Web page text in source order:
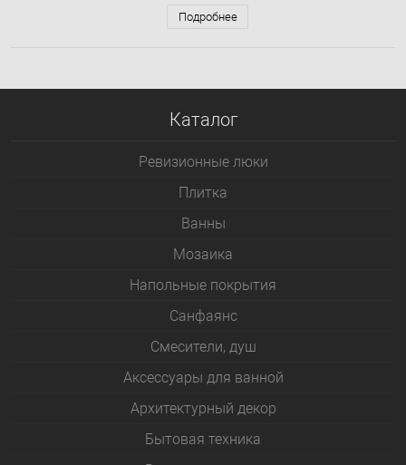
Подробнее
Каталог
Ревизионные люки
Плитка
Bанны
Мозаика
Напольные покрытия
Санфаянс
Смесители, душ
Аксессуары для ванной
Архитектурный декор
Бытовая техника